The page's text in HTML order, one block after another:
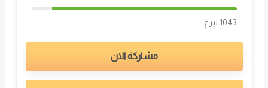
1043 تبرع
مشاركة الان